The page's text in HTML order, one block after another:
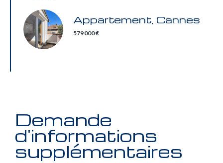
Appartement, Cannes
579 000 €
Demande
d'informations
supplémentaires